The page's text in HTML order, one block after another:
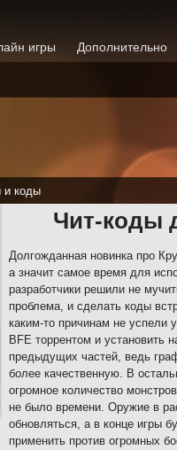
и коды
Чит-коды
Долгожданная новинка про
а значит самое время для
разработчики решили не
проблема, и сделать коды
каким-то причинам не успели
BFE торрентом и установить
предыдущих частей, ведь
более качественную. В
огромное количество
не было времени. Оружие в
обновляться, а в конце игры
применить против огромных
игры Дополнительно